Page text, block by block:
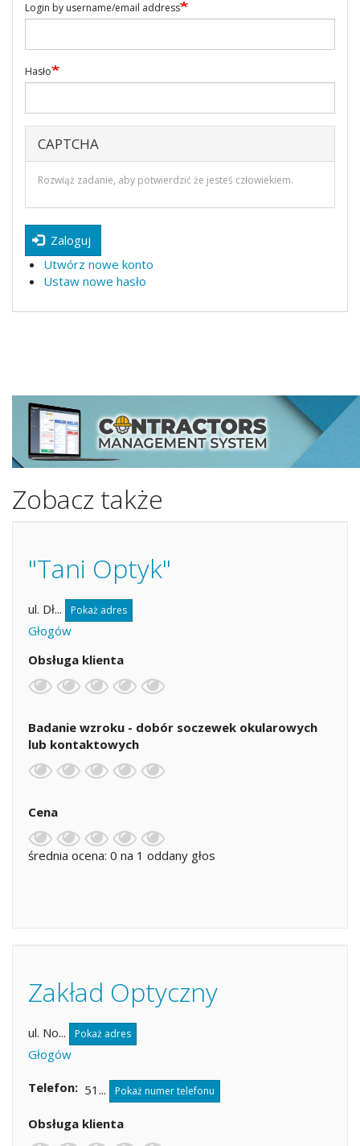
Login by username/email address
Hasło
CAPTCHA
Rozwiąż zadanie, aby potwierdzić że jesteś człowiekiem.
Zaloguj
Utwórz nowe konto
Ustaw nowe hasło
Zobacz także
"Tani Optyk"
ul. Dł... Pokaż adres
Głogów
Obsługa klienta
Badanie wzroku - dobór soczewek okularowych
lub kontaktowych
Cena
średnia ocena: 0 na 1 oddany głos
Zakład Optyczny
ul. No... Pokaż adres
Głogów
Telefon 51... Pokaż numer telefonu
Obsługa klienta